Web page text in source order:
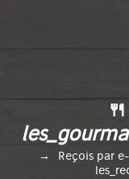
Reçois par